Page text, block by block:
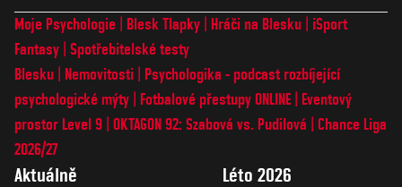
Moje Psychologie Blesk Tlapky Hráči na Blesku
iSport
Fantasy Spotřebitelské testy
Blesku
Nemovitosti
Psychologika - podcast rozbíjející
psychologické mýty
Fotbalové přestupy ONLINE
Eventový
prostor Level 9 OKTAGON 92: Szabová vs. Pudilová
Chance Liga
2026/27
Aktuálně Léto 2026